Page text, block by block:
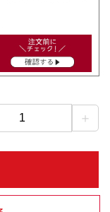
1 ＋